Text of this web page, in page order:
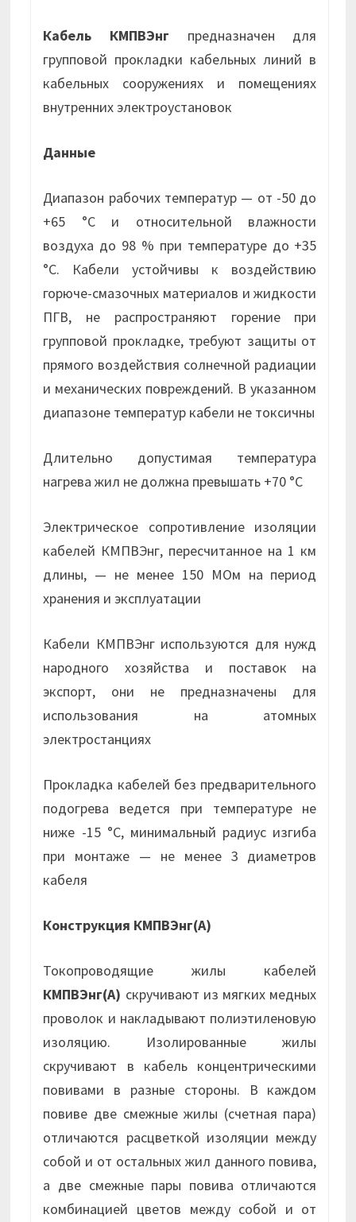
Кабель КМПВЭнг предназначен для
групповой прокладки кабельных линий в
кабельных сооружениях и помещениях
внутренних электроустановок
Данные
Диапазон рабочих температур — от -50 до
+65 °С и относительной влажности
воздуха до 98 % при температуре до +35
°С. Кабели устойчивы к воздействию
горюче-смазочных материалов и жидкости
ПГВ, не распространяют горение при
групповой прокладке, требуют защиты от
прямого воздействия солнечной радиации
и механических повреждений. В указанном
диапазоне температур кабели не токсичны
Длительно допустимая температура
нагрева жил не должна превышать +70 °С
Электрическое сопротивление изоляции
кабелей КМПВЭнг, пересчитанное на 1 км
длины, — не менее 150 МОм на период
хранения и эксплуатации
Кабели КМПВЭнг используются для нужд
народного хозяйства и поставок на
экспорт, они не предназначены для
использования на атомных
электростанциях
Прокладка кабелей без предварительного
подогрева ведется при температуре не
ниже -15 °С, минимальный радиус изгиба
при монтаже — не менее 3 диаметров
кабеля
Конструкция КМПВЭнг(А)
Токопроводящие жилы кабелей
КМПВЭнг(А) скручивают из мягких медных
проволок и накладывают полиэтиленовую
изоляцию. Изолированные жилы
скручивают в кабель концентрическими
повивами в разные стороны. В каждом
повиве две смежные жилы (счетная пара)
отличаются расцветкой изоляции между
собой и от остальных жил данного повива,
а две смежные пары повива отличаются
комбинацией цветов между собой и от